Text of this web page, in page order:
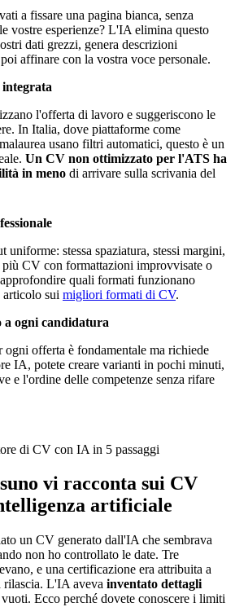
a fissare una pagina bianca, senza
vostre esperienze? L'IA elimina questo
dati grezzi, genera descrizioni
affinare con la vostra voce personale.
l'offerta di lavoro e suggeriscono le
In Italia, dove piattaforme come
usano filtri automatici, questo è un
Un CV non ottimizzato per l'ATS ha
in meno di arrivare sulla scrivania del
uniforme: stessa spaziatura, stessi margini,
più CV con formattazioni improvvisate o
quali formati funzionano
sui migliori formati di CV.
a ogni candidatura
offerta è fondamentale ma richiede
IA, potete creare varianti in pochi minuti,
e l'ordine delle competenze senza rifare
di CV con IA in 5 passaggi
vi racconta sui CV
artificiale
un CV generato dall'IA che sembrava
non ho controllato le date. Tre
e una certificazione era attribuita a
rilascia. L'IA aveva inventato dettagli
Ecco perché dovete conoscere i limiti